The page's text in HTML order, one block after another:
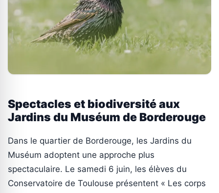
Spectacles et biodiversité aux
Jardins du Muséum de Borderouge
Dans le quartier de Borderouge, les Jardins du
Muséum adoptent une approche plus
spectaculaire. Le samedi 6 juin, les élèves du
Conservatoire de Toulouse présentent « Les corps